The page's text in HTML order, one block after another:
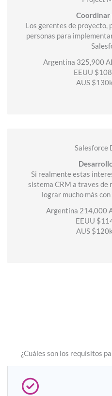
Coordinar
Los gerentes de proyecto,
personas para
Argentina 325,900
EEUU
AUS
Salesforce
Si realmente estas
sistema CRM a traves de
lograr mucho más
Argentina 214,000
EEUU
AUS
¿Cuáles son los requisitos